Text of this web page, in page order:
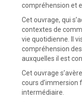
compréhension et
Cet ouvrage, qui
contextes de
vie quotidienne. Il
compréhension
auxquelles il est
Cet ouvrage
cours d’immersion
intermédiaire.